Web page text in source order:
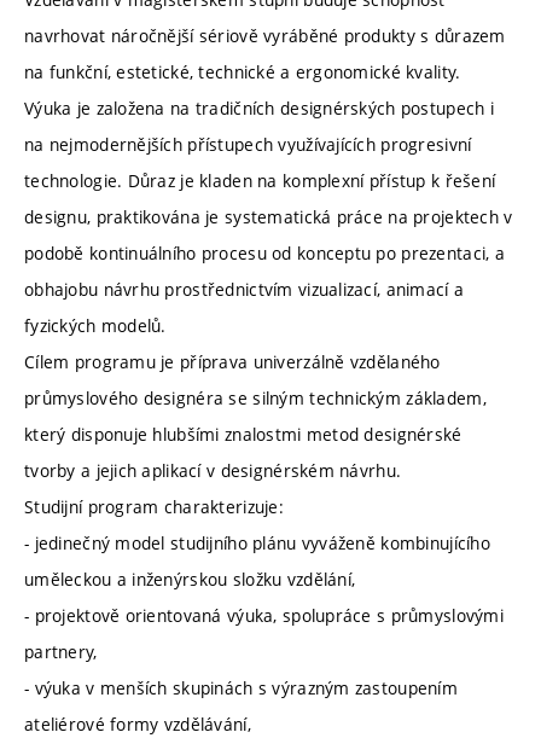
navrhovat náročnější sériově vyráběné produkty s důrazem
na funkční, estetické, technické a ergonomické kvality.
Výuka je založena na tradičních designérských postupech i
na nejmodernějších přístupech využívajících progresivní
technologie. Důraz je kladen na komplexní přístup k řešení
designu, praktikována je systematická práce na projektech v
podobě kontinuálního procesu od konceptu po prezentaci, a
obhajobu návrhu prostřednictvím vizualizací, animací a
fyzických modelů.
Cílem programu je příprava univerzálně vzdělaného
průmyslového designéra se silným technickým základem,
který disponuje hlubšími znalostmi metod designérské
tvorby a jejich aplikací v designérském návrhu.
Studijní program charakterizuje:
- jedinečný model studijního plánu vyváženě kombinujícího
uměleckou a inženýrskou složku vzdělání,
- projektově orientovaná výuka, spolupráce s průmyslovými
partnery,
- výuka v menších skupinách s výrazným zastoupením
ateliérové formy vzdělávání,